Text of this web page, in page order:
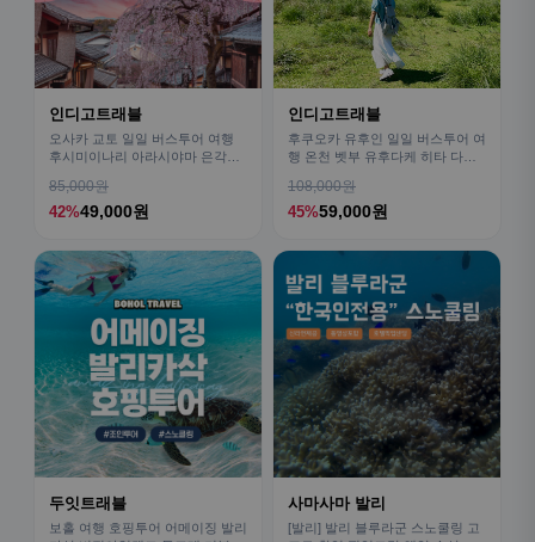
인디고트래블
오사카 교토 일일 버스투어 여행
후시미이나리 아라시야마 은각사
85,000원
42%49,000원
인디고트래블
후쿠오카 유후인 일일 버스투어 여
행 온천 벳부 유후다케 히타 다자
108,000원
45%59,000원
두잇트래블
보홀 여행 호핑투어 어메이징 발리
사마사마 발리
[발리] 발리 블루라군 스노쿨링 고